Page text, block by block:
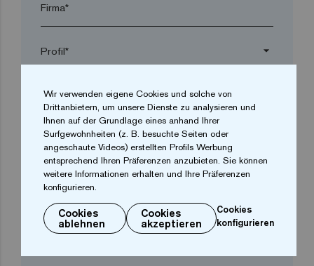
Firma*
arrow_drop_down
Ort*
Postleitzahl*
Telefon*
Wir verwenden eigene Cookies und solche von
Drittanbietern, um unsere Dienste zu analysieren und
Ihnen auf der Grundlage eines anhand Ihrer
Surfgewohnheiten (z. B. besuchte Seiten oder
angeschaute Videos) erstellten Profils Werbung
entsprechend Ihren Präferenzen anzubieten. Sie können
weitere Informationen erhalten und Ihre Präferenzen
konfigurieren.
Cookies
ablehnen
Cookies
akzeptieren
Cookies
konfigurieren